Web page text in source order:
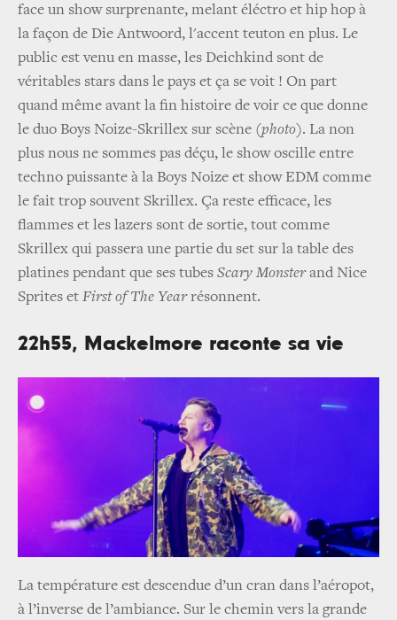
face un show surprenante, melant éléctro et hip hop à
la façon de Die Antwoord, l'accent teuton en plus. Le
public est venu en masse, les Deichkind sont de
véritables stars dans le pays et ça se voit ! On part
quand même avant la fin histoire de voir ce que donne
le duo Boys Noize-Skrillex sur scène (photo). La non
plus nous ne sommes pas déçu, le show oscille entre
techno puissante à la Boys Noize et show EDM comme
le fait trop souvent Skrillex. Ça reste efficace, les
flammes et les lazers sont de sortie, tout comme
Skrillex qui passera une partie du set sur la table des
platines pendant que ses tubes Scary Monsterand Nice
Sprites et First of The Yearrésonnent.
22h55, Mackelmore raconte sa vie
La température est descendue d’un cran dans l’aéropot,
à l’inverse de l’ambiance. Sur le chemin vers la grande